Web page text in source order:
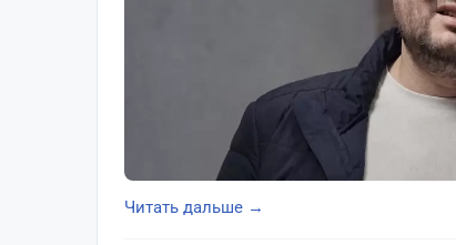
Читать дальше →